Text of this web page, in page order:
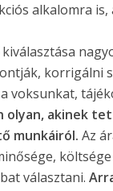
alkalomra
korrigálni
voksunkat,
akinek
munkáiról. Az
választani.